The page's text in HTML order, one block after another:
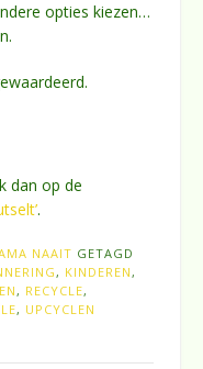
opties kiezen…
dan op de
.
NAAIT GETAGD
, KINDEREN,
, RECYCLE,
, UPCYCLEN